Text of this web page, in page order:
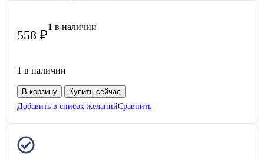
558 ₽
1 в наличии
1 в наличии
В корзину
Купить сейчас
Добавить в список желанийСравнить